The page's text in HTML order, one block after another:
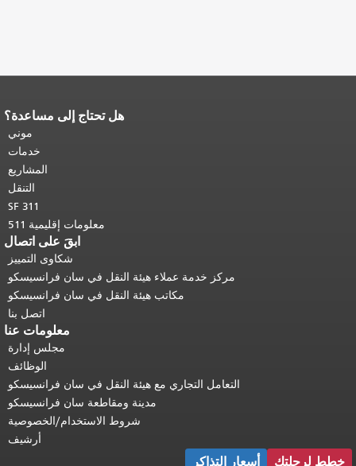
هل تحتاج إلى مساعدة؟
موني
خدمات
المشاريع
التنقل
SF 311
معلومات إقليمية 511
ابقَ على اتصال
شكاوى التمييز
مركز خدمة عملاء هيئة النقل في سان فرانسيسكو
مكاتب هيئة النقل في سان فرانسيسكو
اتصل بنا
معلومات عنا
مجلس إدارة
الوظائف
التعامل التجاري مع هيئة النقل في سان فرانسيسكو
مدينة ومقاطعة سان فرانسيسكو
شروط الاستخدام/الخصوصية
أرشيف
خطط لرحلتك أسعار التذاكر